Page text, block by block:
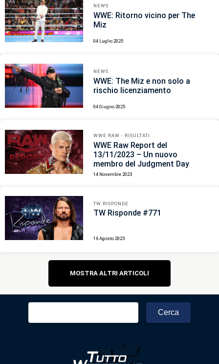
NEWS
WWE: Ritorno vicino per The
Miz
04 Luglio 2025
NEWS
WWE: The Miz e non solo a
rischio licenziamento
04 Giugno 2025
WWE RAW - RISULTATI
WWE Raw Report del
13/11/2023 – Un nuovo
membro del Judgment Day
14 Novembre 2023
TW RISPONDE
TW Risponde #771
16 Agosto 2023
Navigazione
articoli
MOSTRA ALTRI ARTICOLI
Ricerca